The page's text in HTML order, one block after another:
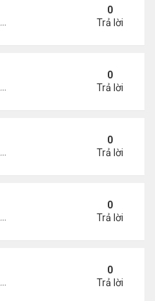
0
Trả lời
0
Trả lời
0
Trả lời
0
Trả lời
0
Trả lời